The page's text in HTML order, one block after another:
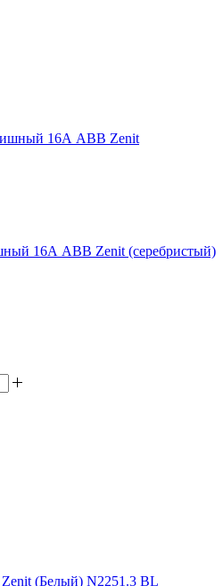
16А ABB Zenit (серебристый)